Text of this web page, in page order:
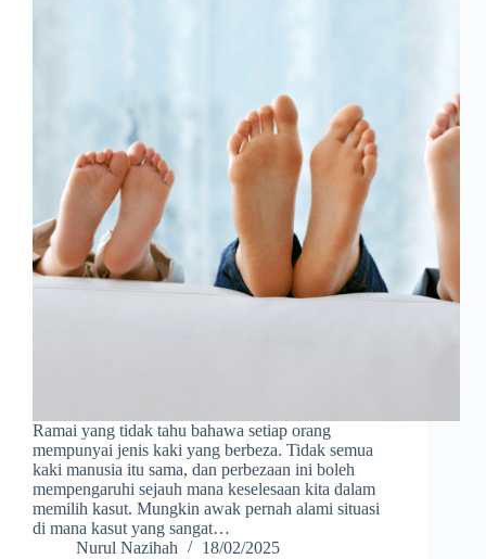
Ramai yang tidak tahu bahawa setiap orang
mempunyai jenis kaki yang berbeza. Tidak semua
kaki manusia itu sama, dan perbezaan ini boleh
mempengaruhi sejauh mana keselesaan kita dalam
memilih kasut. Mungkin awak pernah alami situasi
di mana kasut yang sangat…
Nurul Nazihah
18/02/2025